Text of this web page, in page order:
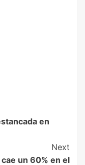
en
Next
un 60% en el